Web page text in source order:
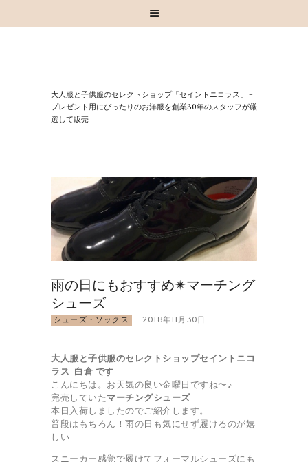
⼤⼈服と⼦供服のセレクトショップ「セイントニコラス」 –
プレゼント⽤にぴったりのお洋服を創業30年のスタッフが厳
選して販売
お知らせ
お買い物
取扱いブランド
お問い合わせ
雨の日にもおすすめ✴︎マーチング
シューズ
シューズ・ソックス 2018年11月30日
大人服と子供服のセレクトショップセイントニコ
ラス 白倉 です
こんにちは。お天気の良い金曜日ですね〜♪
完売していたマーチングシューズ
本日入荷しましたのでご紹介します。
普段はもちろん！雨の日も気にせず履けるのが嬉
しい
スニーカー感覚で履けてフォーマルシューズにも